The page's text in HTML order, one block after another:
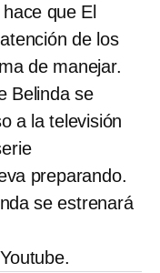
que El
de los
de manejar.
Belinda se
a la televisión
preparando.
se estrenará